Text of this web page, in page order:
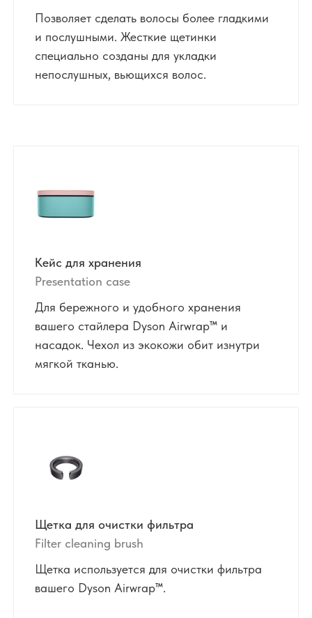
Позволяет сделать волосы более гладкими
и послушными. Жесткие щетинки
специально созданы для укладки
непослушных, вьющихся волос.
Кейс для хранения
Presentation case
Для бережного и удобного хранения
вашего стайлера Dyson Airwrap™ и
насадок. Чехол из экокожи обит изнутри
мягкой тканью.
Щетка для очистки фильтра
Filter cleaning brush
Щетка используется для очистки фильтра
вашего Dyson Airwrap™.